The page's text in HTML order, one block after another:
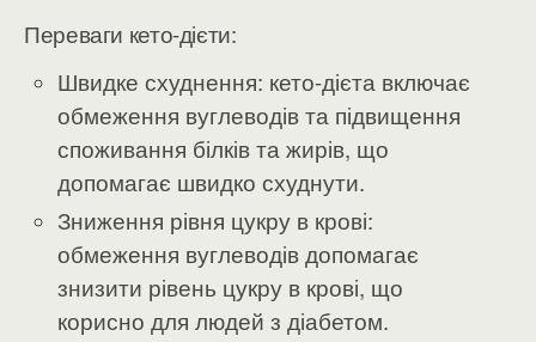
Переваги кето-дієти:
Швидке схуднення: кето-дієта включає
обмеження вуглеводів та підвищення
споживання білків та жирів, що
допомагає швидко схуднути.
Зниження рівня цукру в крові:
обмеження вуглеводів допомагає
знизити рівень цукру в крові, що
корисно для людей з діабетом.